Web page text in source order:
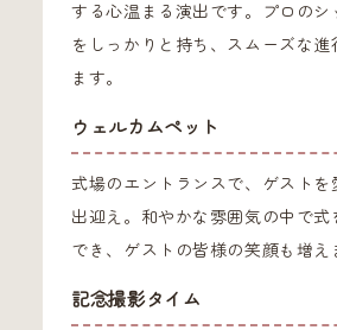
する心温まる演出です。プロのシ
をしっかりと持ち、スムーズな進
ます。
ウェルカムペット
式場のエントランスで、ゲストを
出迎え。和やかな雰囲気の中で式
でき、ゲストの皆様の笑顔も増え
記念撮影タイム